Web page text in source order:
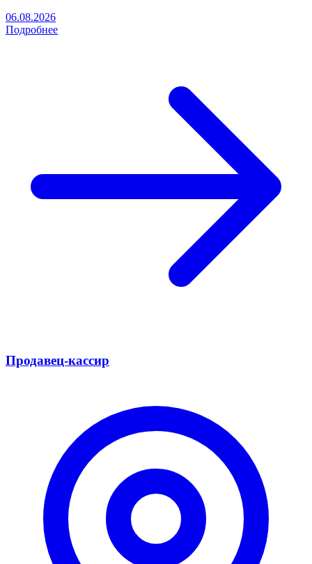
06.08.2026
Подробнее
Продавец-кассир